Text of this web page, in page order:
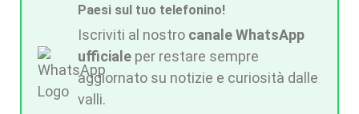
Paesi sul tuo telefonino!
Iscriviti al nostro canale WhatsApp
ufficiale per restare sempre
aggiornato su notizie e curiosità dalle
valli.